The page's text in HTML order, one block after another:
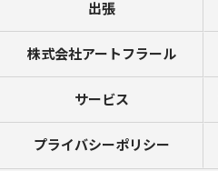
出張
株式会社アートフラール
サービス
プライバシーポリシー